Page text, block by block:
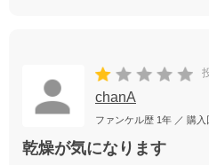
chanA
ファンケル歴 1年 ／ 購
乾燥が気になります